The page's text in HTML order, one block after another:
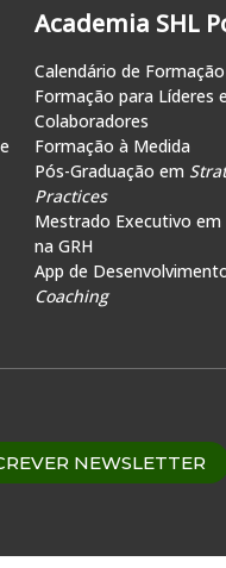
Academia SHL
Calendário de Formação
Formação para Líderes e
Colaboradores
Formação à Medida
Pós-Graduação em
Practices
Mestrado Executivo
na GRH
App de
Coaching
NEWSLETTER